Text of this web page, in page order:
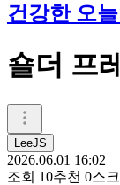
건강한 오
숄더 프
LeeJS
2026.06.01 16:02
조회 10추천 0스